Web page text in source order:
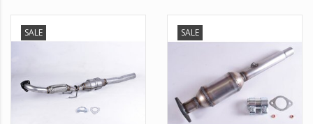
SALE SALE